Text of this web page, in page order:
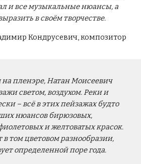
и все музыкальные нюансы, а
в своём творчестве.
Кондрусевич, композитор
на пленэре, Натан Моисеевич
светом, воздухом. Реки и
– всё в этих пейзажах будто
нюансов бирюзовых,
и желтоватых красок.
том цветовом разнообразии,
определенной поре года.